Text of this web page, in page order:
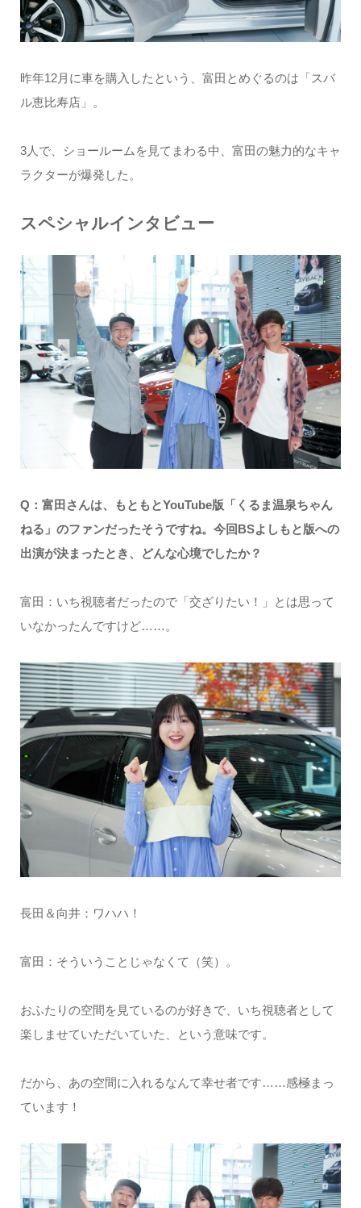
昨年12月に車を購入したという、富田とめぐるのは「スバ
ル恵比寿店」。
3人で、ショールームを見てまわる中、富田の魅力的なキャ
ラクターが爆発した。
スペシャルインタビュー
Q：富田さんは、もともとYouTube版「くるま温泉ちゃん
ねる」のファンだったそうですね。今回BSよしもと版への
出演が決まったとき、どんな心境でしたか？
富田：いち視聴者だったので「交ざりたい！」とは思って
いなかったんですけど……。
長田＆向井：ワハハ！
富田：そういうことじゃなくて（笑）。
おふたりの空間を見ているのが好きで、いち視聴者として
楽しませていただいていた、という意味です。
だから、あの空間に入れるなんて幸せ者です……感極まっ
ています！